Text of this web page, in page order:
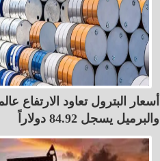
أسعار البترول تعاود الارتفاع
والبرميل يسجل 84.92 دولاراً